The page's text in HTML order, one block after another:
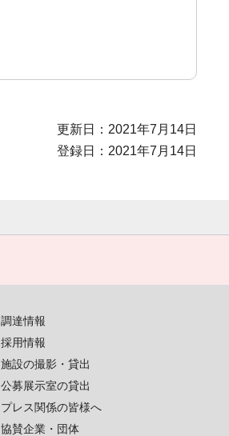
更新日：2021年7月14日
登録日：2021年7月14日
調達情報
採用情報
施設の撮影・貸出
公募展示室の貸出
プレス関係の皆様へ
協賛企業・団体